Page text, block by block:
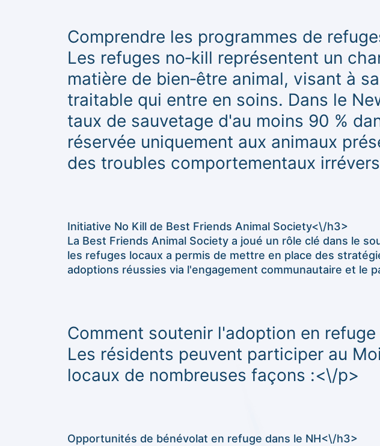
Comprendre les programmes de
Les refuges no‑kill représentent un
matière de bien‑être animal, visant à
traitable qui entre en soins. Dans le
taux de sauvetage d'au moins 90 %
réservée uniquement aux animaux
des troubles comportementaux
Initiative No Kill de Best Friends Animal Society<\/h3>
La Best Friends Animal Society a joué un rôle clé dans le
les refuges locaux a permis de mettre en place des
adoptions réussies via l'engagement communautaire et le
Comment soutenir l'adoption en
Les résidents peuvent participer au
locaux de nombreuses façons :<\/p>
Opportunités de bénévolat en refuge dans le NH<\/h3>